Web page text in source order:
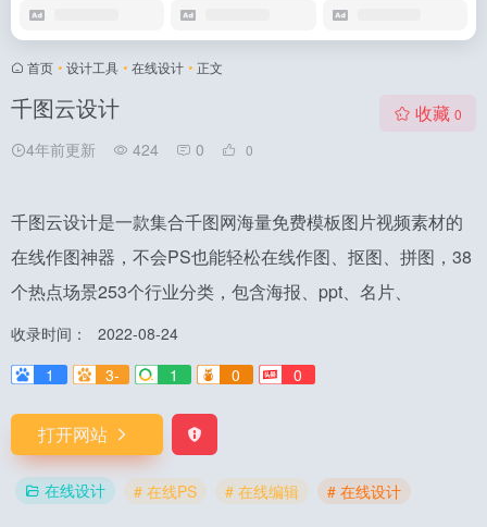
首页 • 设计工具 • 在线设计 • 正文
千图云设计
4年前更新 424 0 0
收藏 0
千图云设计是一款集合千图网海量免费模板图片视频素材的
在线作图神器，不会PS也能轻松在线作图、抠图、拼图，38
个热点场景253个行业分类，包含海报、ppt、名片、
收录时间：
2022-08-24
1
3- 1 0 0
打开网站
在线设计 # 在线PS # 在线编辑 # 在线设计